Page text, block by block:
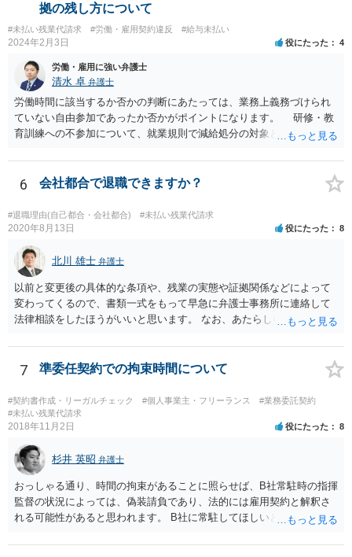
拠の残し方について
#未払い残業代請求 #労働・雇用契約違反 #給与未払い
2024年2月3日 役にたった 4
労働・雇用に強い弁護士
清水 卓 弁護士
労働時間に該当するか否かの判断にあたっては、業務上義務づけられ
ていない自由参加であったか否かがポイントになります。 研修・教
育訓練への不参加について、就業規則で減給処分の対象とされていた
上参加を強制されている場合には、研修・教育訓練であっても 労働時
間に該当するものと考えられています。 実務でも勉強会で習ったソ
フトウェアを使用している、勉強会で出さた課題の提出を会社から求
められていること等からすると、参加しないと業務に支障が出る可能
性があり、事実上参加せざるを得なかったとも言えそうです。 開催
日時•場所、開催された勉強会の内容、出された課題、提出した課題の
回答等を証拠として押さえておくことが考えられます。 職場を管轄
している労働基準監督署に相談してみる、労働局のあっせんを利用し
てみる方法もあろうかと思います。厚労省サイトの参考情報もご紹介
しておきます。 【参考】厚労省サイト 労働時間の考え方:「研修・教
育訓練」等の取扱い https://www.mhlw.go.jp/content/000556972.pdf
6 会社都合で退職できますか？
#退職理由(自己都合・会社都合) #未払い残業代請求
2020年8月13日 役にたった 8
北川 雄士 弁護士
以前と変更後の具体的な条項や、残業の実態や証拠関係などによって
変わってくるので、書類一式をもって早急に弁護士事務所に連絡して
法律相談をしたほうがいいと思います。 なお、あたらしい雇用契約書
の回答でも述べた通り、時間が経つほどにこちらの不利益になる可能
性があるので、あたらしい書面にサインせず、すぐに弁護士に相談す
7 準委任契約での拘束時間について
#契約書作成・リーガルチェック #個人事業主・フリーランス
#業務委託契約
#未払い残業代請求
2018年11月2日 役にたった 8
杉井 英昭 弁護士
おっしゃる通り、時間の拘束があることに照らせば、B社常駐時の指揮
監督の状況によっては、偽装請負であり、法的には雇用契約と解釈さ
れる可能性があると思われます。 B社に常駐してほしいと先方が求め
ば、折衷的な提案として、「突発的な質問に対応できるように、基本